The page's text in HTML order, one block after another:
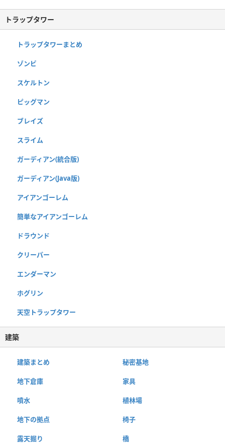
トラップタワー
トラップタワーまとめ
ゾンビ
スケルトン
ピッグマン
ブレイズ
スライム
ガーディアン(統合版)
ガーディアン(Java版)
アイアンゴーレム
簡単なアイアンゴーレム
ドラウンド
クリーパー
エンダーマン
ホグリン
天空トラップタワー
建築
建築まとめ 秘密基地
地下倉庫 家具
噴水 植林場
地下の拠点 椅子
露天掘り 橋